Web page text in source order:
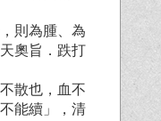
則為腫、為
奧旨．跌打
散也，血不
能續」，清